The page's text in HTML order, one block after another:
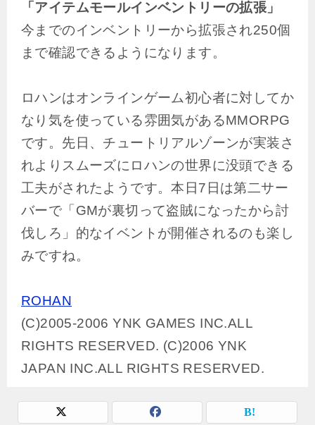
「アイテムモールインベントリーの拡張」
今までのインベントリーから拡張され250個
まで確認できるようになります。
ロハンはオンラインゲーム初心者に対してか
なり気を使っている雰囲気があるMMORPG
です。先日、チュートリアルゾーンが実装さ
れよりスムーズにロハンの世界に没頭できる
工夫がされたようです。本日7日は第二サー
バーで「GMが裏切って盗賊になったから討
伐しろ」的なイベントが開催されるのも楽し
みですね。
ROHAN
(C)2005-2006 YNK GAMES INC.ALL
RIGHTS RESERVED. (C)2006 YNK
JAPAN INC.ALL RIGHTS RESERVED.